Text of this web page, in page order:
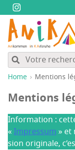
Home Men­tions
Men­tions
Infor­ma­tion :
«Impres­sum» et
sion ori­gi­nale,